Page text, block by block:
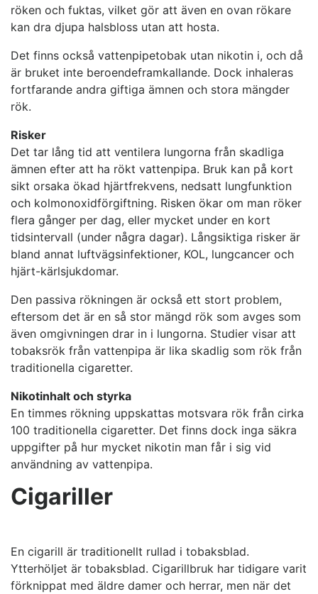
röken och fuktas, vilket gör att även en ovan rökare
kan dra djupa halsbloss utan att hosta.
Det finns också vattenpipetobak utan nikotin i, och då
är bruket inte beroendeframkallande. Dock inhaleras
fortfarande andra giftiga ämnen och stora mängder
rök.
Risker
Det tar lång tid att ventilera lungorna från skadliga
ämnen efter att ha rökt vattenpipa. Bruk kan på kort
sikt orsaka ökad hjärtfrekvens, nedsatt lungfunktion
och kolmonoxidförgiftning. Risken ökar om man röker
flera gånger per dag, eller mycket under en kort
tidsintervall (under några dagar). Långsiktiga risker är
bland annat luftvägsinfektioner, KOL, lungcancer och
hjärt-kärlsjukdomar.
Den passiva rökningen är också ett stort problem,
eftersom det är en så stor mängd rök som avges som
även omgivningen drar in i lungorna. Studier visar att
tobaksrök från vattenpipa är lika skadlig som rök från
traditionella cigaretter.
Nikotinhalt och styrka
En timmes rökning uppskattas motsvara rök från cirka
100 traditionella cigaretter. Det finns dock inga säkra
uppgifter på hur mycket nikotin man får i sig vid
användning av vattenpipa.
Cigariller
En cigarill är traditionellt rullad i tobaksblad.
Ytterhöljet är tobaksblad. Cigarillbruk har tidigare varit
förknippat med äldre damer och herrar, men när det